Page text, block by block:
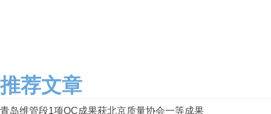
推荐文章
青岛维管段1项QC成果获北京质量协会一等成果